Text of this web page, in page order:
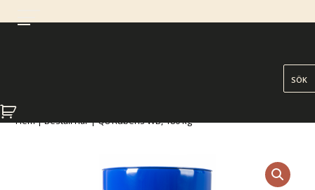
Hem|Beställ här| Q8 Rubens WB, 180 kg